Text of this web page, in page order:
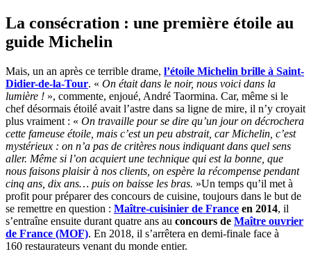
La consécration : une première étoile au
guide Michelin
Mais, un an après ce terrible drame, l’étoile Michelin brille à Saint-
Didier-de-la-Tour. « On était dans le noir, nous voici dans la
lumière ! », commente, enjoué, André Taormina. Car, même si le
chef désormais étoilé avait l’astre dans sa ligne de mire, il n’y croyait
plus vraiment : « On travaille pour se dire qu’un jour on décrochera
cette fameuse étoile, mais c’est un peu abstrait, car Michelin, c’est
mystérieux : on n’a pas de critères nous indiquant dans quel sens
aller. Même si l’on acquiert une technique qui est la bonne, que
nous faisons plaisir à nos clients, on espère la récompense pendant
cinq ans, dix ans… puis on baisse les bras. »Un temps qu’il met à
profit pour préparer des concours de cuisine, toujours dans le but de
se remettre en question : Maître-cuisinier de France en 2014, il
s’entraîne ensuite durant quatre ans au concours de Maître ouvrier
de France (MOF). En 2018, il s’arrêtera en demi-finale face à
160 restaurateurs venant du monde entier.